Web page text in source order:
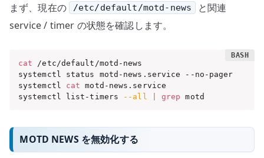
まず、現在の /etc/default/motd-news
と関連
service / timer の状態を確認します。
cat /etc/default/motd-news
systemctl status motd-news.service --no-pager
systemctl cat motd-news.service
systemctl list-timers
--all grep motd
MOTD NEWS を無効化する